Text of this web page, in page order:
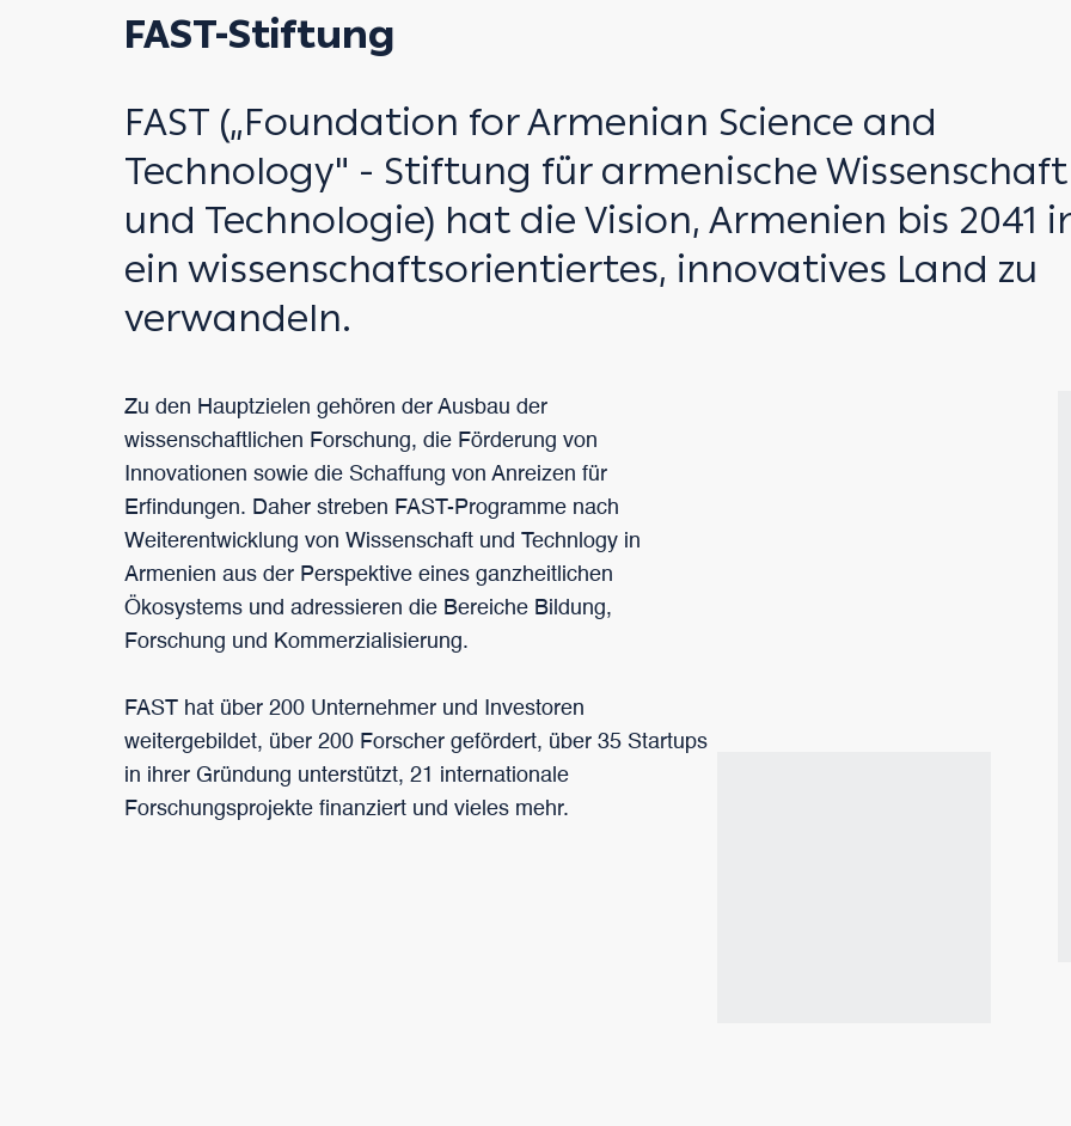
FAST-Stiftung
FAST („Foundation for Armenian Science and
Technology" - Stiftung für armenische Wissenschaft
und Technologie) hat die Vision, Armenien bis 2041
ein wissenschaftsorientiertes, innovatives Land zu
verwandeln.
Zu den Hauptzielen gehören der Ausbau der
wissenschaftlichen Forschung, die Förderung von
Innovationen sowie die Schaffung von Anreizen für
Erfindungen. Daher streben FAST-Programme nach
Weiterentwicklung von Wissenschaft und Technlogy in
Armenien aus der Perspektive eines ganzheitlichen
Ökosystems und adressieren die Bereiche Bildung,
Forschung und Kommerzialisierung.
FAST hat über 200 Unternehmer und Investoren
weitergebildet, über 200 Forscher gefördert, über 35 Startups
in ihrer Gründung unterstützt, 21 internationale
Forschungsprojekte finanziert und vieles mehr.